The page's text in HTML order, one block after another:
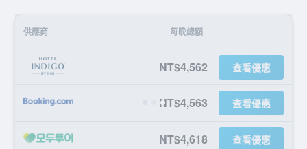
供應商 每晚總額
NT$4,562 查看優惠
NT$4,563 查看優惠
NT$4,618 查看優惠